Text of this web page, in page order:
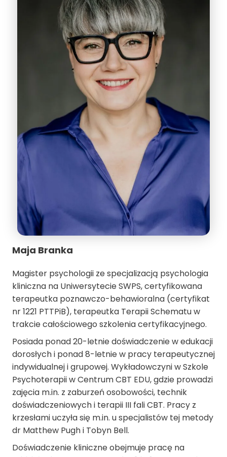
Maja Branka
Magister psychologii ze specjalizacją psychologia
kliniczna na Uniwersytecie SWPS, certyfikowana
terapeutka poznawczo-behawioralna (certyfikat
nr 1221 PTTPiB), terapeutka Terapii Schematu w
trakcie całościowego szkolenia certyfikacyjnego.
Posiada ponad 20-letnie doświadczenie w edukacji
dorosłych i ponad 8-letnie w pracy terapeutycznej
indywidualnej i grupowej. Wykładowczyni w Szkole
Psychoterapii w Centrum CBT EDU, gdzie prowadzi
zajęcia m.in. z zaburzeń osobowości, technik
doświadczeniowych i terapii III fali CBT. Pracy z
krzesłami uczyła się m.in. u specjalistów tej metody
dr Matthew Pugh i Tobyn Bell.
Doświadczenie kliniczne obejmuje pracę na